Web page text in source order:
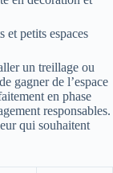
et petits espaces
un treillage ou
gagner de l’espace
en phase
responsables.
qui souhaitent